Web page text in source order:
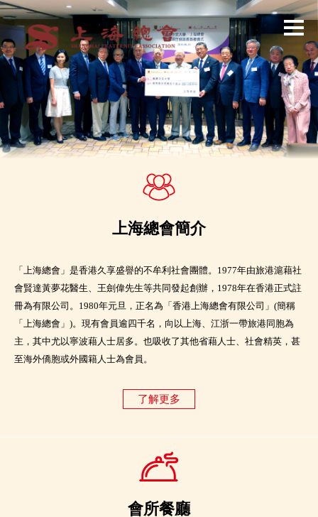
上海總會簡介
「上海總會」是香港久享盛譽的不牟利社會團體。1977年由旅港滬藉社
會賢達黃夢花醫生、王劍偉先生等共同發起創辦，1978年在香港正式註
冊為有限公司。1980年元旦，正名為「香港上海總會有限公司」(簡稱
「上海總會」)。現有會員逾四千名，向以上海、江浙一帶旅港同胞為
主，其中尤以寧波藉人士居多。也吸收了其他省藉人士、社會精英，甚
至海外僑胞或外國籍人士為會員。
了解更多
會所餐廳